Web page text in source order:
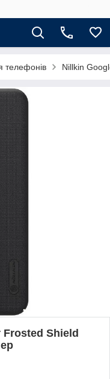
телефонів Nillkin
Frosted Shield